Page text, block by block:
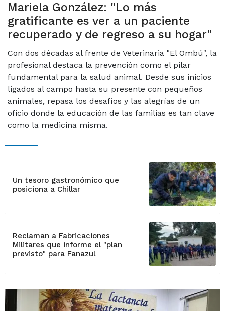
Mariela González: "Lo más
gratificante es ver a un paciente
recuperado y de regreso a su hogar"
Con dos décadas al frente de Veterinaria "El Ombú", la
profesional destaca la prevención como el pilar
fundamental para la salud animal. Desde sus inicios
ligados al campo hasta su presente con pequeños
animales, repasa los desafíos y las alegrías de un
oficio donde la educación de las familias es tan clave
como la medicina misma.
Un tesoro gastronómico que
posiciona a Chillar
Reclaman a Fabricaciones
Militares que informe el "plan
previsto" para Fanazul